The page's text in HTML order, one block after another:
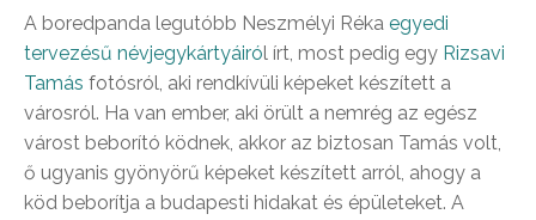
A boredpanda legutóbb Neszmélyi Réka egyedi
tervezésű névjegykártyáiról írt, most pedig egy Rizsavi
Tamás fotósról, aki rendkívüli képeket készített a
városról. Ha van ember, aki örült a nemrég az egész
várost beborító ködnek, akkor az biztosan Tamás volt,
ő ugyanis gyönyörű képeket készített arról, ahogy a
köd beborítja a budapesti hidakat és épületeket. A